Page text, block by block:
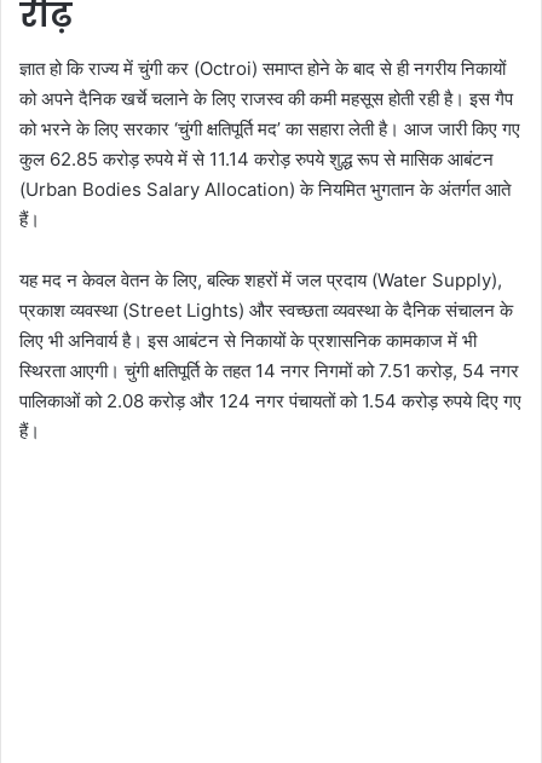
रीढ़
ज्ञात हो कि राज्य में चुंगी कर (Octroi) समाप्त होने के बाद से ही नगरीय निकायों
को अपने दैनिक खर्चे चलाने के लिए राजस्व की कमी महसूस होती रही है। इस गैप
को भरने के लिए सरकार ‘चुंगी क्षतिपूर्ति मद’ का सहारा लेती है। आज जारी किए गए
कुल 62.85 करोड़ रुपये में से 11.14 करोड़ रुपये शुद्ध रूप से मासिक आबंटन
(Urban Bodies Salary Allocation) के नियमित भुगतान के अंतर्गत आते
हैं।
यह मद न केवल वेतन के लिए, बल्कि शहरों में जल प्रदाय (Water Supply),
प्रकाश व्यवस्था (Street Lights) और स्वच्छता व्यवस्था के दैनिक संचालन के
लिए भी अनिवार्य है। इस आबंटन से निकायों के प्रशासनिक कामकाज में भी
स्थिरता आएगी। चुंगी क्षतिपूर्ति के तहत 14 नगर निगमों को 7.51 करोड़, 54 नगर
पालिकाओं को 2.08 करोड़ और 124 नगर पंचायतों को 1.54 करोड़ रुपये दिए गए
हैं।